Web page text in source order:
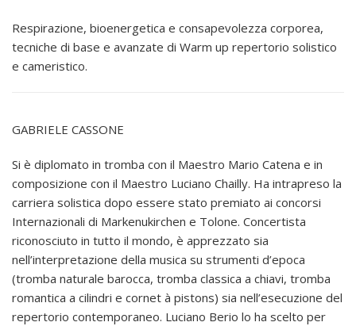
Respirazione, bioenergetica e consapevolezza corporea,
tecniche di base e avanzate di Warm up repertorio solistico
e cameristico.
GABRIELE CASSONE
Si è diplomato in tromba con il Maestro Mario Catena e in
composizione con il Maestro Luciano Chailly. Ha intrapreso la
carriera solistica dopo essere stato premiato ai concorsi
Internazionali di Markenukirchen e Tolone. Concertista
riconosciuto in tutto il mondo, è apprezzato sia
nell’interpretazione della musica su strumenti d’epoca
(tromba naturale barocca, tromba classica a chiavi, tromba
romantica a cilindri e cornet à pistons) sia nell’esecuzione del
repertorio contemporaneo. Luciano Berio lo ha scelto per